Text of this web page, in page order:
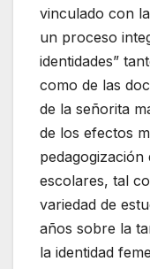
vinculado con
un proceso
identidades”
como de las
de la señorita
de los efectos
escolares, tal
variedad de
años sobre la
la identidad